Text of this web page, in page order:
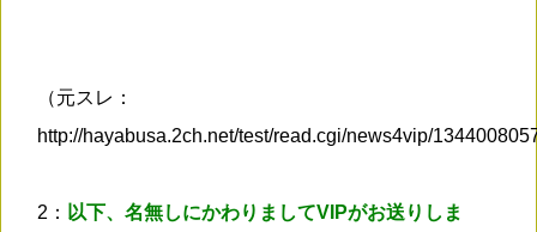
（元スレ：
http://hayabusa.2ch.net/test/read.cgi/news4vip/
2： 以下、名無しにかわりましてVIPがお送りしま